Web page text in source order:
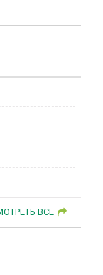
ВСЕ